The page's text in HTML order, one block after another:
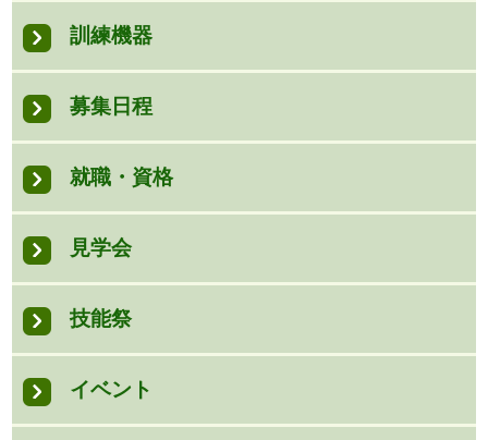
訓練機器
募集日程
就職・資格
見学会
技能祭
イベント